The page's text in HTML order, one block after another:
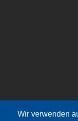
Wir verwenden